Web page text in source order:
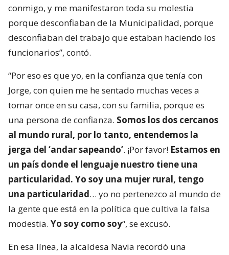
conmigo, y me manifestaron toda su molestia
porque desconfiaban de la Municipalidad, porque
desconfiaban del trabajo que estaban haciendo los
funcionarios”, contó.
“Por eso es que yo, en la confianza que tenía con
Jorge, con quien me he sentado muchas veces a
tomar once en su casa, con su familia, porque es
una persona de confianza. Somos los dos cercanos
al mundo rural, por lo tanto, entendemos la
jerga del ‘andar sapeando’. ¡Por favor! Estamos en
un país donde el lenguaje nuestro tiene una
particularidad. Yo soy una mujer rural, tengo
una particularidad… yo no pertenezco al mundo de
la gente que está en la política que cultiva la falsa
modestia. Yo soy como soy“, se excusó.
En esa línea, la alcaldesa Navia recordó una